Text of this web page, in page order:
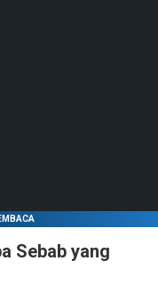
Sebab yang